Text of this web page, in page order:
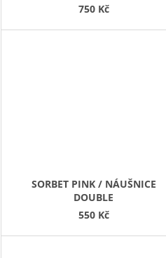
T
750 Kč
SORBET PINK / NÁUŠNICE
DOUBLE
550 Kč